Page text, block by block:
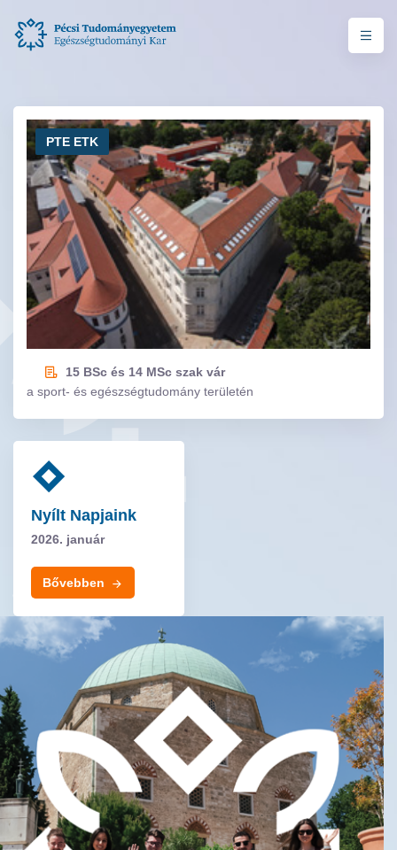
PTE ETK
15 BSc és 14 MSc szak vár
a sport- és egészségtudomány területén
Nyílt Napjaink
2026. január
Bővebben